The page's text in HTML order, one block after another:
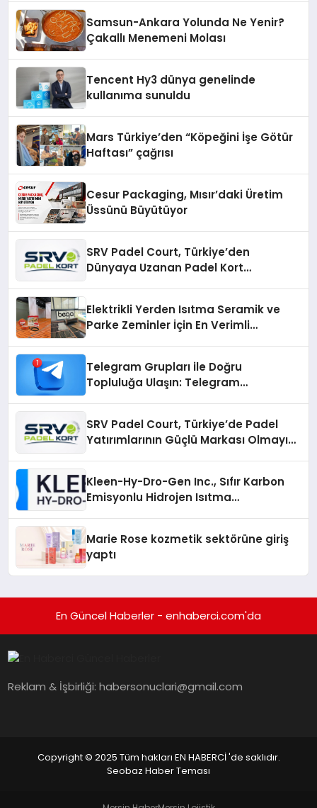
Samsun-Ankara Yolunda Ne Yenir?
Çakallı Menemeni Molası
Tencent Hy3 dünya genelinde
kullanıma sunuldu
Mars Türkiye’den “Köpeğini İşe Götür
Haftası” çağrısı
Cesur Packaging, Mısır’daki Üretim
Üssünü Büyütüyor
SRV Padel Court, Türkiye’den
Dünyaya Uzanan Padel Kort
Elektrikli Yerden Isıtma Seramik ve
Parke Zeminler İçin En Verimli
Telegram Grupları ile Doğru
Topluluğa Ulaşın: Telegram
SRV Padel Court, Türkiye’de Padel
Yatırımlarının Güçlü Markası Olmayı
Kleen-Hy-Dro-Gen Inc., Sıfır Karbon
Emisyonlu Hidrojen Isıtma
Marie Rose kozmetik sektörüne giriş
yaptı
En Güncel Haberler - enhaberci.com'da
Reklam & İşbirliği:habersonuclari@gmail.com
Copyright © 2025 Tüm hakları EN HABERCİ 'de saklıdır.
Seobaz Haber Teması